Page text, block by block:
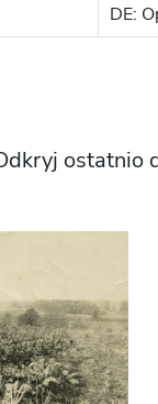
DE:
ostatnio